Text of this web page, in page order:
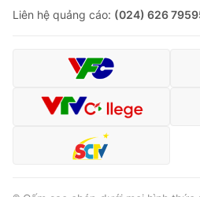
Photo
VTV Money
VTV Sức khoẻ
Liên hệ quảng cáo: (024) 626